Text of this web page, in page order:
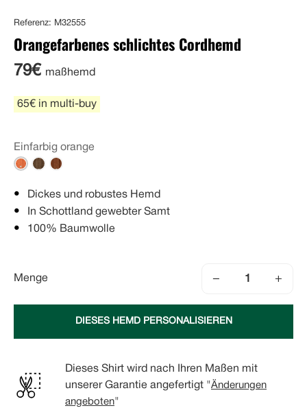
Referenz: M32555
Orangefarbenes schlichtes Cordhemd
79€ maßhemd
65€ in multi-buy
Einfarbig orange
Dickes und robustes Hemd
In Schottland gewebter Samt
100% Baumwolle
Menge − +
DIESES HEMD PERSONALISIEREN
Dieses Shirt wird nach Ihren Maßen mit
unserer Garantie angefertigt "Änderungen
angeboten"